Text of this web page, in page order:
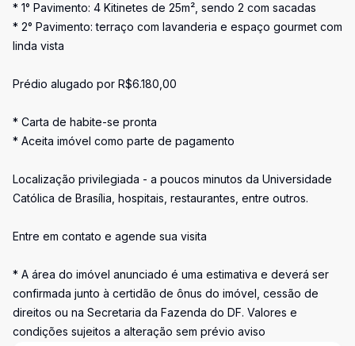
* 1° Pavimento: 4 Kitinetes de 25m², sendo 2 com sacadas
* 2° Pavimento: terraço com lavanderia e espaço gourmet com
linda vista
Prédio alugado por R$6.180,00
* Carta de habite-se pronta
* Aceita imóvel como parte de pagamento
Localização privilegiada - a poucos minutos da Universidade
Católica de Brasília, hospitais, restaurantes, entre outros.
Entre em contato e agende sua visita
* A área do imóvel anunciado é uma estimativa e deverá ser
confirmada junto à certidão de ônus do imóvel, cessão de
direitos ou na Secretaria da Fazenda do DF. Valores e
condições sujeitos a alteração sem prévio aviso